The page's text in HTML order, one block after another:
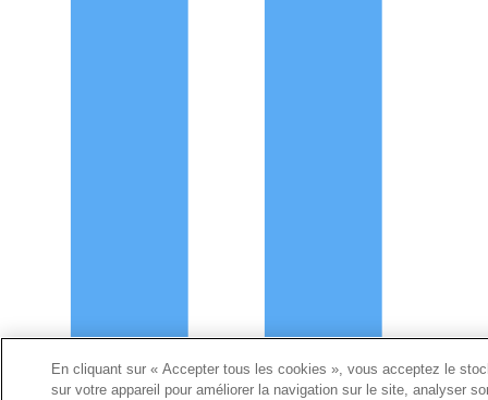
En cliquant sur « Accepter tous les cookies », vous acceptez le
sur votre appareil pour améliorer la navigation sur le site, analyser